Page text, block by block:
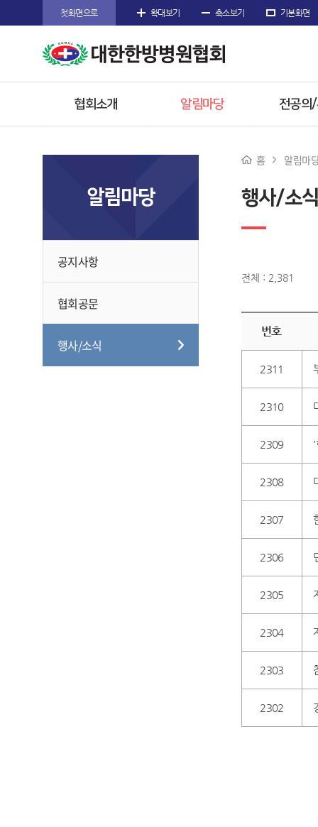
첫화면으로 확대보기 축소보기 기본화면
협회소개
인사말
임원소개
알림마당
공지사항
전공의
공지
참고
알림마당
공지사항
협회공문
행사/소식
홈 알림마
행사/소식
전체 : 2,381
번호
2311
2310
2309 '
2308
2307
2306
2305
2304
2303
2302